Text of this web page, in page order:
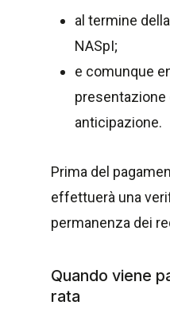
al termine
NASpI;
e comunque
presentazione
anticipazione.
Prima del
effettuerà una
permanenza dei
Quando viene
rata